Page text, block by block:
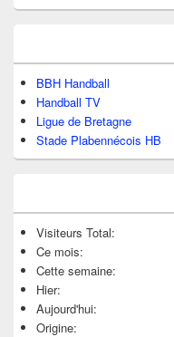
BBH Handball
Handball TV
Ligue de Bretagne
Stade Plabennécois HB
Visiteurs Total:
Ce mois:
Cette semaine:
Hier:
Aujourd'hui:
Origine: